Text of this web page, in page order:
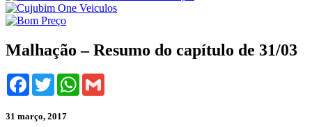
Malhação – Resumo do capítulo de 31/03
Facebook
TwitterWhatsApp
31 março, 2017